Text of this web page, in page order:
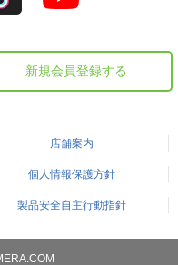
新規会員登録する
店舗案内
個人情報保護方針
製品安全自主行動指針